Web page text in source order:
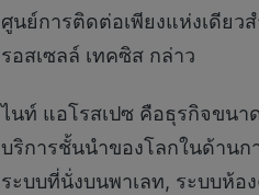
ศูนย์การติดต่อเพียงแห่งเดียว
รอสเซลล์ เทคซิส กล่าว
ไนท์ แอโรสเปซ คือธุรกิจขนา
บริการชั้นนำของโลกในด้านก
ระบบที่นั่งบนพาเลท, ระบบห้